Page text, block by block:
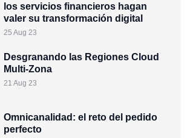
los servicios financieros hagan
valer su transformación digital
25 Aug 23
Desgranando las Regiones Cloud
Multi-Zona
21 Aug 23
Omnicanalidad: el reto del pedido
perfecto